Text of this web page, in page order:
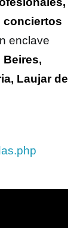
conciertos
enclave
Beires,
Laujar de